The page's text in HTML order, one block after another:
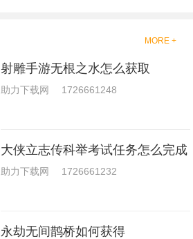
够去进行体验的，我们也是能够
就是收集了一些有意思的拳击游
MORE +
射雕手游无根之水怎么获取
助力下载网 1726661248
大侠立志传科举考试任务怎么完成
助力下载网 1726661232
永劫无间鹊桥如何获得